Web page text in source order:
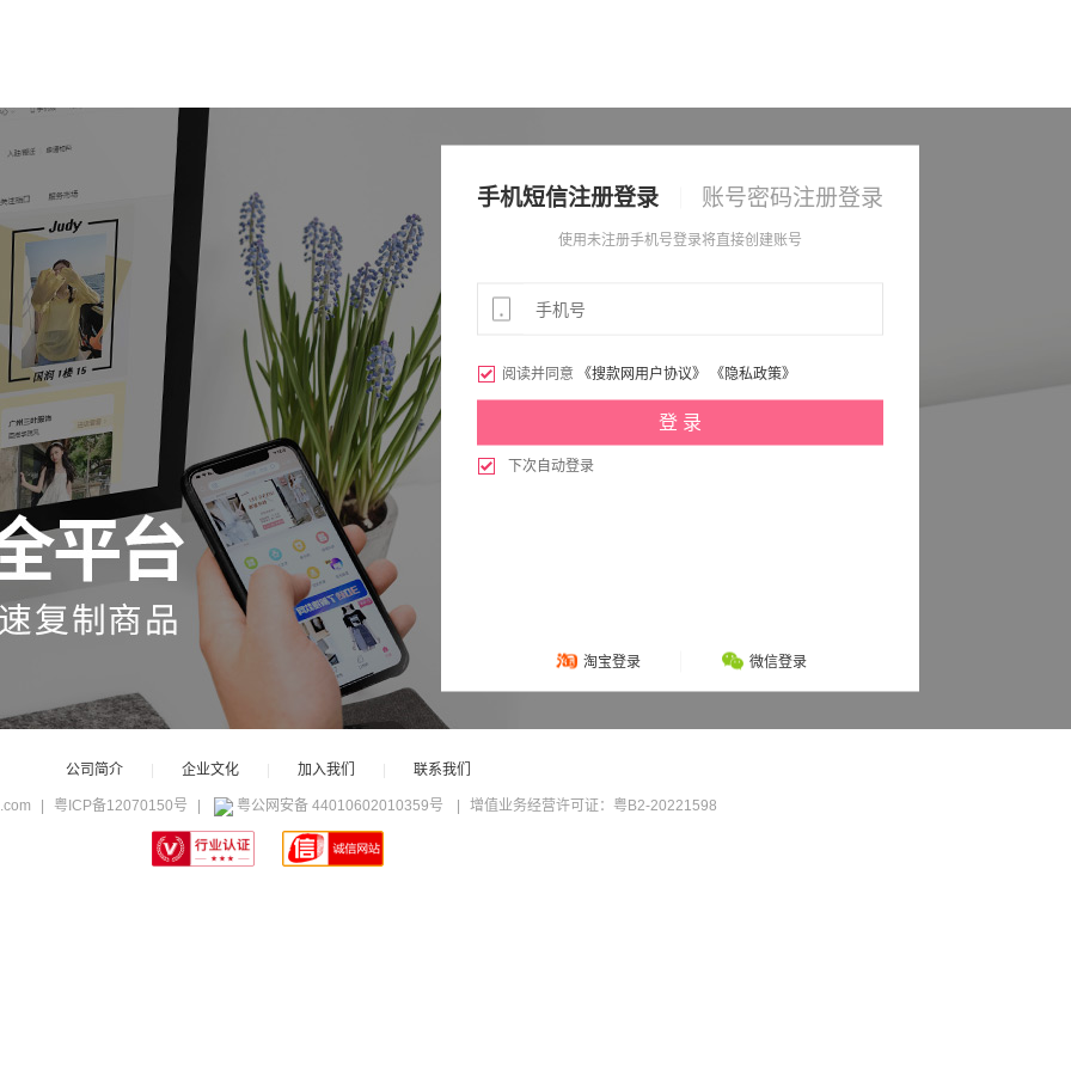
手机短信注册登录 账号密码注册登录
使用未注册手机号登录将直接创建账号
 阅读并同意 《搜款网用户协议》 《隐私政策》
 下次自动登录
淘宝登录 微信登录
公司简介 企业文化 加入我们 联系我们
粤ICP备12070150号 粤公网安备 44010602010359号 增值业务经营许可证：粤B2-20221598